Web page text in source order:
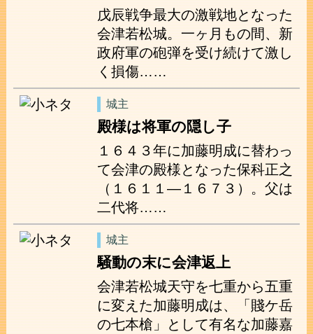
戊辰戦争最大の激戦地となった
会津若松城。一ヶ月もの間、新
政府軍の砲弾を受け続けて激し
く損傷……
城主
殿様は将軍の隠し子
１６４３年に加藤明成に替わっ
て会津の殿様となった保科正之
（１６１１―１６７３）。父は
二代将……
城主
騒動の末に会津返上
会津若松城天守を七重から五重
に変えた加藤明成は、「賤ケ岳
の七本槍」として有名な加藤嘉